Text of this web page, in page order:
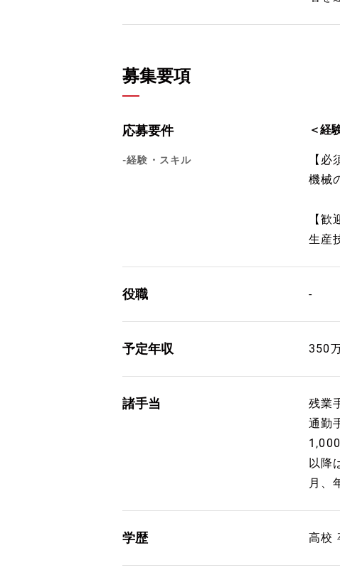
募集要項
応募要件
-経験・スキル
＜経
【必
機械
【歓
生産
役職 -
予定年収 350
諸手当
残業
通勤
以降
月、
学歴 高校